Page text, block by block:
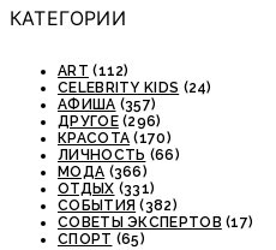
КАТЕГОРИИ
ART (112)
CELEBRITY KIDS (24)
АФИША (357)
ДРУГОЕ(296)
КРАСОТА (170)
ЛИЧНОСТЬ (66)
МОДА (366)
ОТДЫХ (331)
СОБЫТИЯ (382)
СОВЕТЫ ЭКСПЕРТОВ (17)
СПОРТ (65)